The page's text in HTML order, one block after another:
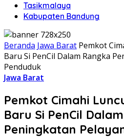
Tasikmalaya
Kabupaten Bandung
Beranda Jawa Barat Pemkot
Baru Si PenCil Dalam Rangka
Penduduk
Jawa Barat
Pemkot Cimahi
Baru Si PenCil
Peningkatan